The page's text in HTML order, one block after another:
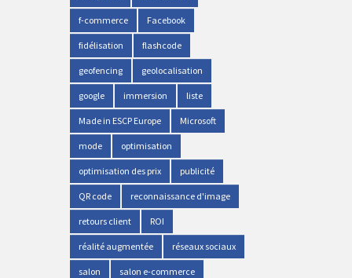
f-commerce Facebook
fidélisation flashcode
geofencing geolocalisation
google immersion liste
Made in ESCP Europe Microsoft
mode optimisation
optimisation des prix publicité
QR code reconnaissance d'image
retours client ROI
réalité augmentée réseaux sociaux
salon salon e-commerce